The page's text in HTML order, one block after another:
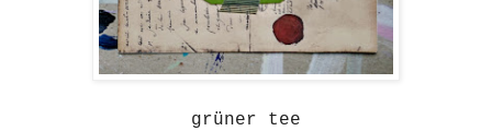
grüner tee